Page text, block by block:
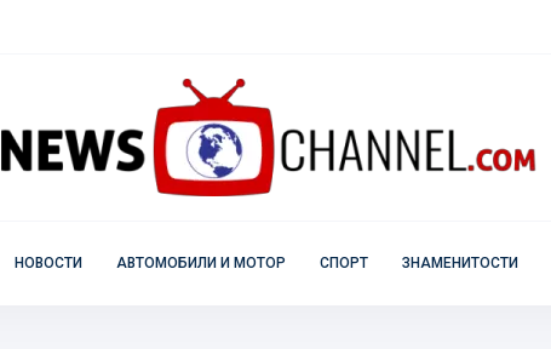
НОВОСТИ АВТОМОБИЛИ И МОТОР СПОРТ ЗНАМЕНИТОСТИ